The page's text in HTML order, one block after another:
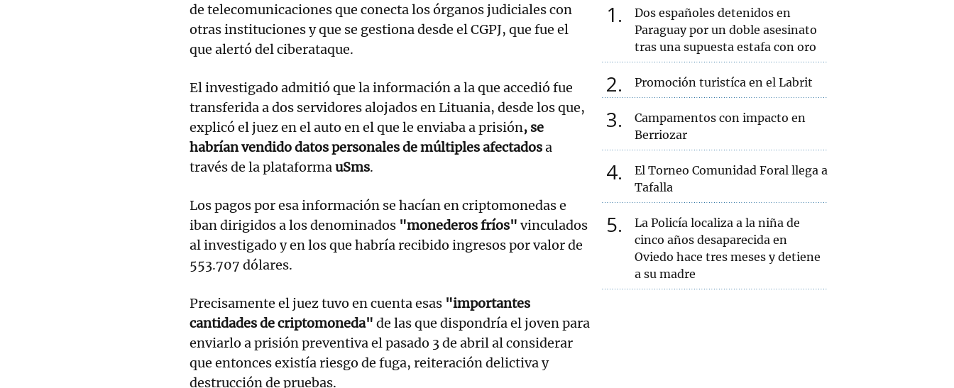
de telecomunicaciones que conecta los órganos judiciales con
otras instituciones y que se gestiona desde el CGPJ, que fue el
que alertó del ciberataque.
El investigado admitió que la información a la que accedió fue
transferida a dos servidores alojados en Lituania, desde los que,
explicó el juez en el auto en el que le enviaba a prisión, se
habrían vendido datos personales de múltiples afectadosa
través de la plataformauSms.
Los pagos por esa información se hacían en criptomonedas e
iban dirigidos a los denominados "monederos fríos" vinculados
al investigado y en los que habría recibido ingresos por valor de
553.707 dólares.
Precisamente el juez tuvo en cuenta esas "importantes
cantidades de criptomoneda" de las que dispondría el joven para
enviarlo a prisión preventiva el pasado 3 de abril al considerar
que entonces existía riesgo de fuga, reiteración delictiva y
destrucción de pruebas.
1
Dos españoles detenidos en
Paraguay por un doble asesinato
tras una supuesta estafa con oro
2 Promoción turistíca en el Labrit
3
Campamentos con impacto en
Berriozar
4
El Torneo Comunidad Foral llega a
Tafalla
5
La Policía localiza a la niña de
cinco años desaparecida en
Oviedo hace tres meses y detiene
a su madre